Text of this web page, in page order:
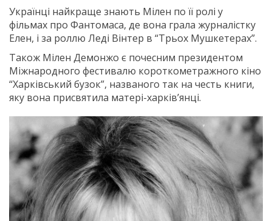
Українці найкраще знають Мілен по її ролі у
фільмах про Фантомаса, де вона грала журналістку
Елен, і за роллю Леді Вінтер в “Трьох Мушкетерах”.
Також Мілен Демонжо є почесним президентом
Міжнародного фестивалю короткометражного кіно
“Харківський бузок”, названого так на честь книги,
яку вона присвятила матері-харків’янці.